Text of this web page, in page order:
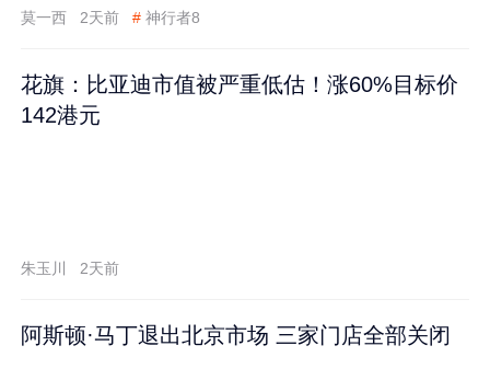
莫一西 2天前 # 神行者8
花旗：比亚迪市值被严重低估！涨60%目标价
142港元
朱玉川 2天前
阿斯顿·马丁退出北京市场 三家门店全部关闭